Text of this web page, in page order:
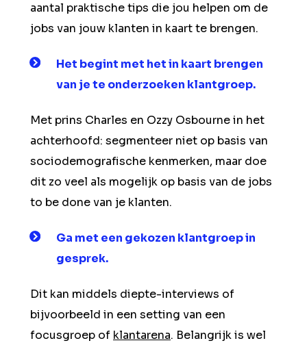
aantal praktische tips die jou helpen om de
jobs van jouw klanten in kaart te brengen.
Het begint met het in kaart brengen
van je te onderzoeken klantgroep.
Met prins Charles en Ozzy Osbourne in het
achterhoofd: segmenteer niet op basis van
sociodemografische kenmerken, maar doe
dit zo veel als mogelijk op basis van de jobs
to be done van je klanten.
Ga met een gekozen klantgroep in
gesprek.
Dit kan middels diepte-interviews of
bijvoorbeeld in een setting van een
focusgroep of klantarena. Belangrijk is wel